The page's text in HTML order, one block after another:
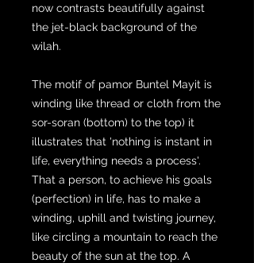
now contrasts beautifully against
the jet-black background of the
wilah.
The motif of pamor Buntel Mayit is
winding like thread or cloth from the
sor-soran (bottom) to the top) it
illustrates that 'nothing is instant in
life, everything needs a process'.
That a person, to achieve his goals
(perfection) in life, has to make a
winding, uphill and twisting journey,
like circling a mountain to reach the
beauty of the sun at the top. A